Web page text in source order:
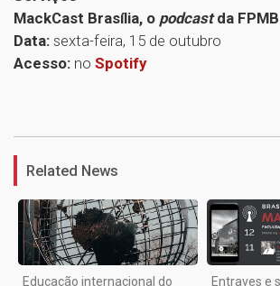
MackCast Brasília, o podcastda FPMB
Data: sexta-feira, 15 de outubro
Acesso: no Spotify
Related News
Educação internacional do
Entraves e